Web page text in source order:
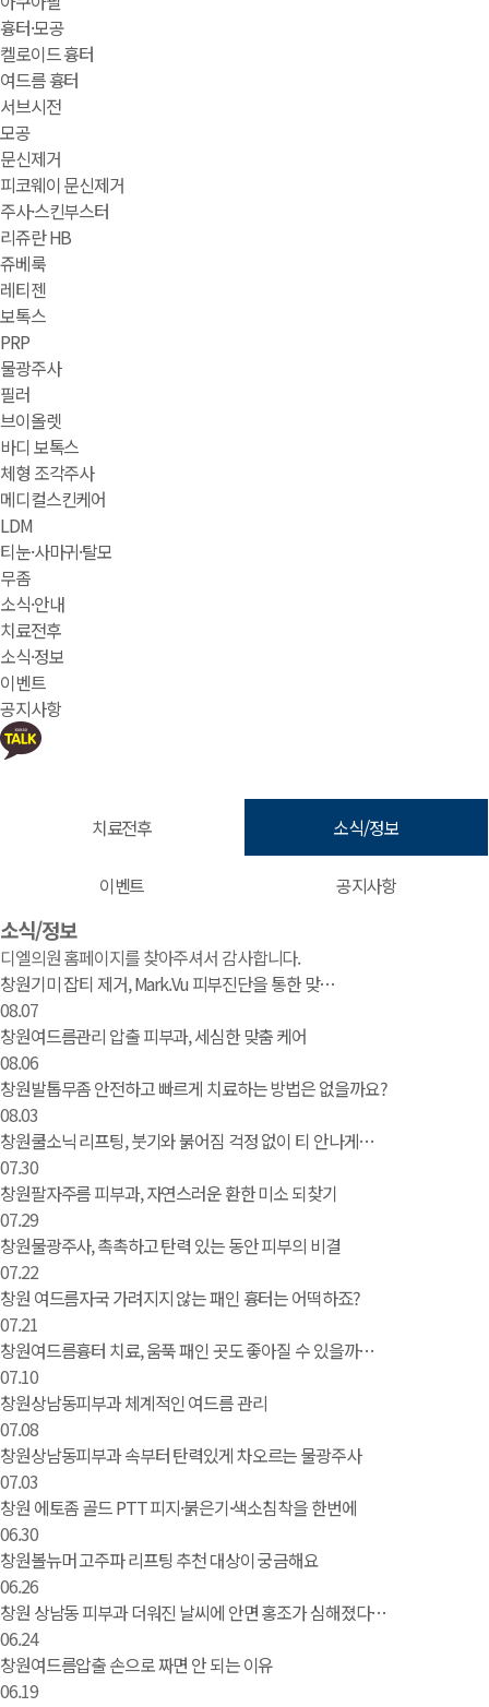
흉터·모공
켈로이드 흉터
여드름 흉터
서브시전
모공
문신제거
피코웨이 문신제거
주사·스킨부스터
리쥬란 HB
쥬베룩
레티젠
보톡스
PRP
물광주사
필러
브이올렛
바디 보톡스
체형 조각주사
메디컬스킨케어
LDM
티눈·사마귀·탈모
무좀
소식·안내
치료전후
소식·정보
이벤트
공지사항
치료전후 소식/정보
이벤트 공지사항
소식/정보 | 창원 피부과 디엘의원
소식/정보
디엘의원 홈페이지를 찾아주셔서 감사합니다.
창원기미 잡티 제거, Mark.Vu 피부진단을 통한 맞…
08.07
창원여드름관리 압출 피부과, 세심한 맞춤 케어
08.06
창원발톱무좀 안전하고 빠르게 치료하는 방법은 없을까요?
08.03
창원쿨소닉 리프팅, 붓기와 붉어짐 걱정 없이 티 안나게…
07.30
창원팔자주름 피부과, 자연스러운 환한 미소 되찾기
07.29
창원물광주사, 촉촉하고 탄력 있는 동안 피부의 비결
07.22
창원 여드름자국 가려지지 않는 패인 흉터는 어떡하죠?
07.21
창원여드름흉터 치료, 움푹 패인 곳도 좋아질 수 있을까…
07.10
창원상남동피부과 체계적인 여드름 관리
07.08
창원상남동피부과 속부터 탄력있게 차오르는 물광주사
07.03
창원 에토좀 골드 PTT 피지·붉은기·색소침착을 한번에
06.30
창원볼뉴머 고주파 리프팅 추천 대상이 궁금해요
06.26
창원 상남동 피부과 더워진 날씨에 안면 홍조가 심해졌다…
06.24
창원여드름압출 손으로 짜면 안 되는 이유
06.19